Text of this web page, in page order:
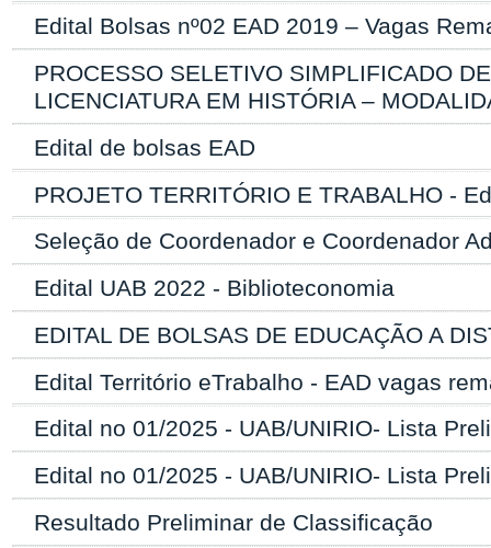
Edital Bolsas nº02 EAD 2019 – Vagas
PROCESSO SELETIVO SIMPLIFICADO
LICENCIATURA EM HISTÓRIA –
Edital de bolsas EAD
PROJETO TERRITÓRIO E TRABALHO -
Seleção de Coordenador e Coordenador
Edital UAB 2022 - Biblioteconomia
EDITAL DE BOLSAS DE EDUCAÇÃO A
Edital Território eTrabalho - EAD vagas
Edital no 01/2025 - UAB/UNIRIO- Lista
Edital no 01/2025 - UAB/UNIRIO- Lista
Resultado Preliminar de Classificação